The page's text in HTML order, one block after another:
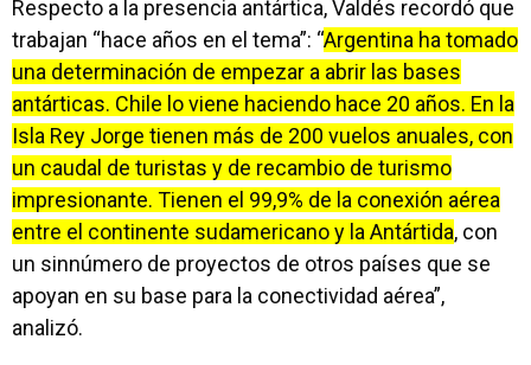
Respecto a la presencia antártica, Valdés recordó que
trabajan “hace años en el tema”: “Argentina ha tomado
una determinación de empezar a abrir las bases
antárticas. Chile lo viene haciendo hace 20 años. En la
Isla Rey Jorge tienen más de 200 vuelos anuales, con
un caudal de turistas y de recambio de turismo
impresionante. Tienen el 99,9% de la conexión aérea
entre el continente sudamericano y la Antártida, con
un sinnúmero de proyectos de otros países que se
apoyan en su base para la conectividad aérea”,
analizó.